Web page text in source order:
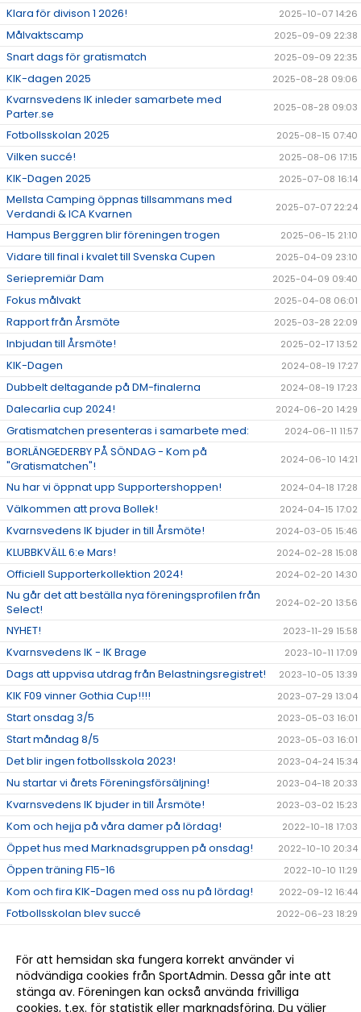
Klara för divison 1 2026! 2025-10-07 14:26
Målvaktscamp 2025-09-09 22:38
Snart dags för gratismatch 2025-09-09 22:35
KIK-dagen 2025 2025-08-28 09:06
Kvarnsvedens IK inleder samarbete med
Parter.se
2025-08-28 09:03
Fotbollsskolan 2025 2025-08-15 07:40
Vilken succé! 2025-08-06 17:15
KIK-Dagen 2025 2025-07-08 16:14
Mellsta Camping öppnas tillsammans med
Verdandi & ICA Kvarnen
2025-07-07 22:24
Hampus Berggren blir föreningen trogen 2025-06-15 21:10
Vidare till final i kvalet till Svenska Cupen 2025-04-09 23:10
Seriepremiär Dam 2025-04-09 09:40
Fokus målvakt 2025-04-08 06:01
Rapport från Årsmöte 2025-03-28 22:09
Inbjudan till Årsmöte! 2025-02-17 13:52
KIK-Dagen 2024-08-19 17:27
Dubbelt deltagande på DM-finalerna 2024-08-19 17:23
Dalecarlia cup 2024! 2024-06-20 14:29
Gratismatchen presenteras i samarbete med: 2024-06-11 11:57
BORLÄNGEDERBY PÅ SÖNDAG - Kom på
"Gratismatchen"!
2024-06-10 14:21
Nu har vi öppnat upp Supportershoppen! 2024-04-18 17:28
Välkommen att prova Bollek! 2024-04-15 17:02
Kvarnsvedens IK bjuder in till Årsmöte! 2024-03-05 15:46
KLUBBKVÄLL 6:e Mars! 2024-02-28 15:08
Officiell Supporterkollektion 2024! 2024-02-20 14:30
Nu går det att beställa nya föreningsprofilen från
Select!
2024-02-20 13:56
NYHET! 2023-11-29 15:58
Kvarnsvedens IK - IK Brage 2023-10-11 17:09
Dags att uppvisa utdrag från Belastningsregistret! 2023-10-05 13:39
KIK F09 vinner Gothia Cup!!!! 2023-07-29 13:04
Start onsdag 3/5 2023-05-03 16:01
Start måndag 8/5 2023-05-03 16:01
Det blir ingen fotbollsskola 2023! 2023-04-24 15:34
Nu startar vi årets Föreningsförsäljning! 2023-04-18 20:33
Kvarnsvedens IK bjuder in till Årsmöte! 2023-03-02 15:23
Kom och hejja på våra damer på lördag! 2022-10-18 17:03
Öppet hus med Marknadsgruppen på onsdag! 2022-10-10 20:34
Öppen träning F15-16 2022-10-10 11:29
Kom och fira KIK-Dagen med oss nu på lördag! 2022-09-12 16:44
Fotbollsskolan blev succé 2022-06-23 18:29
Medlemsinformation 2022-05-30 12:09
Fotbollsskolan V.25 20-23/6 2022-04-29 07:48
Välkomna till vår nya hemsida! 2022-04-04 08:52
För att hemsidan ska fungera korrekt använder vi
nödvändiga cookies från SportAdmin. Dessa går inte att
stänga av. Föreningen kan också använda frivilliga
cookies, t.ex. för statistik eller marknadsföring. Du väljer